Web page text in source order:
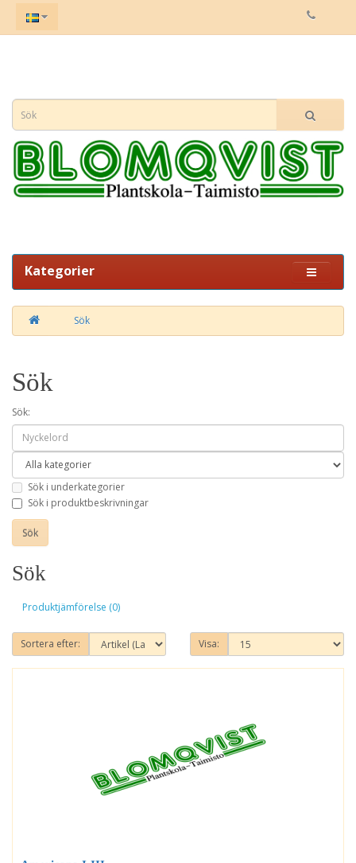
Kategorier
Sök
Sök
Sök:
Sök i underkategorier
Sök i produktbeskrivningar
Sök
Produktjämförelse (0)
Sortera efter: Visa: